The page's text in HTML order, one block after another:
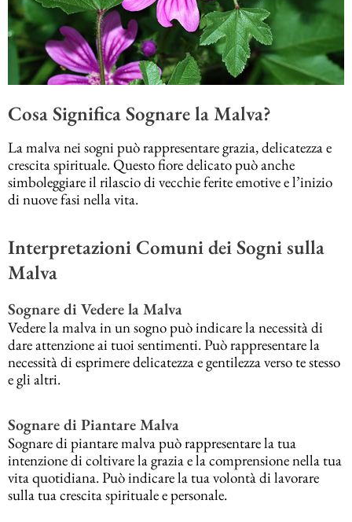
Cosa Significa Sognare la Malva?
La malva nei sogni può rappresentare grazia, delicatezza e
crescita spirituale. Questo fiore delicato può anche
simboleggiare il rilascio di vecchie ferite emotive e l’inizio
di nuove fasi nella vita.
Interpretazioni Comuni dei Sogni sulla
Malva
Sognare di Vedere la Malva
Vedere la malva in un sogno può indicare la necessità di
dare attenzione ai tuoi sentimenti. Può rappresentare la
necessità di esprimere delicatezza e gentilezza verso te stesso
e gli altri.
Sognare di Piantare Malva
Sognare di piantare malva può rappresentare la tua
intenzione di coltivare la grazia e la comprensione nella tua
vita quotidiana. Può indicare la tua volontà di lavorare
sulla tua crescita spirituale e personale.